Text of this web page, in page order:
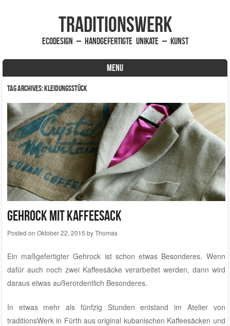
traditionsWerk
EcoDesign – handgefertigte Unikate – Kunst
MENU
Skip to content
Tag Archives:Kleidungsstück
Gehrock mit Kaffeesack
Posted on Oktober 22, 2015 byThomas
Ein maßgefertigter Gehrock ist schon etwas Besonderes. Wenn
dafür auch noch zwei Kaffeesäcke verarbeitet werden, dann wird
daraus etwas außerordentlich Besonderes.
In etwas mehr als fünfzig Stunden entstand im Atelier von
traditionsWerk in Fürth aus original kubanischen Kaffeesäcken und